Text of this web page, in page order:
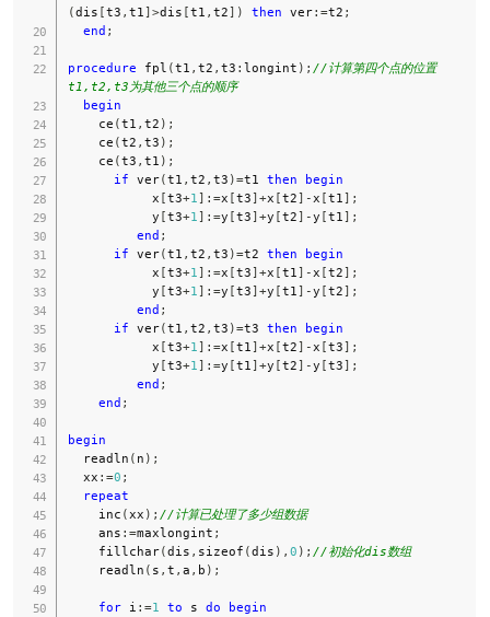
(dis [t3 , t1] >dis [t1 , t2] ) then ver:=t2 ;
end ;
procedure fpl (t1 , t2 , t3 : longint ) ; //计算第四个点的位置
t1,t2,t3为其他三个点的顺序
begin
    ce
(t1 , t2 ) ;
    ce
(t2 , t3 ) ;
    ce
(t3 , t1 ) ;
if ver(t1 , t2 , t3 )=t1 then
begin
           x
[t3+1] :=x [t3] +x [t2] -x [t1] ;
           y
[t3+1] :=y [t3] +y [t2] -y [t1] ;
end ;
if ver(t1 , t2 , t3 )=t2 then
begin
           x
[t3+1] :=x [t3] +x [t1] -x [t2] ;
           y
[t3+1] :=y [t3] +y [t1] -y [t2] ;
end ;
if ver(t1 , t2 , t3 )=t3 then
begin
           x
[t3+1] :=x [t1] +x [t2] -x [t3] ;
           y
[t3+1] :=y [t1] +y [t2] -y [t3] ;
end ;
end ;
begin
  readln
( n ) ;
  xx
:=0 ;
repeat
    inc
(xx ) ; //计算已处理了多少组数据
    ans
:=maxlongint ;
    fillchar
(dis , sizeof (dis ) , 0 ) ; //初始化dis数组
    readln
( s , t , a , b ) ;
for i :=1 to s do
begin